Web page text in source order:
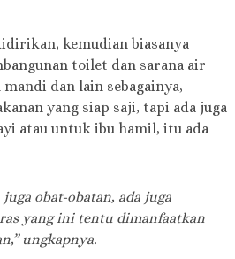
kemudian biasanya
toilet dan sarana air
dan lain sebagainya,
yang siap saji, tapi ada juga
atau untuk ibu hamil, itu ada
obat-obatan, ada juga
yang ini tentu dimanfaatkan
ungkapnya.